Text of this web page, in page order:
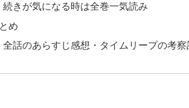
続きが気になる時は全巻一気読み
め
全話のあらすじ感想・タイムリープの考察